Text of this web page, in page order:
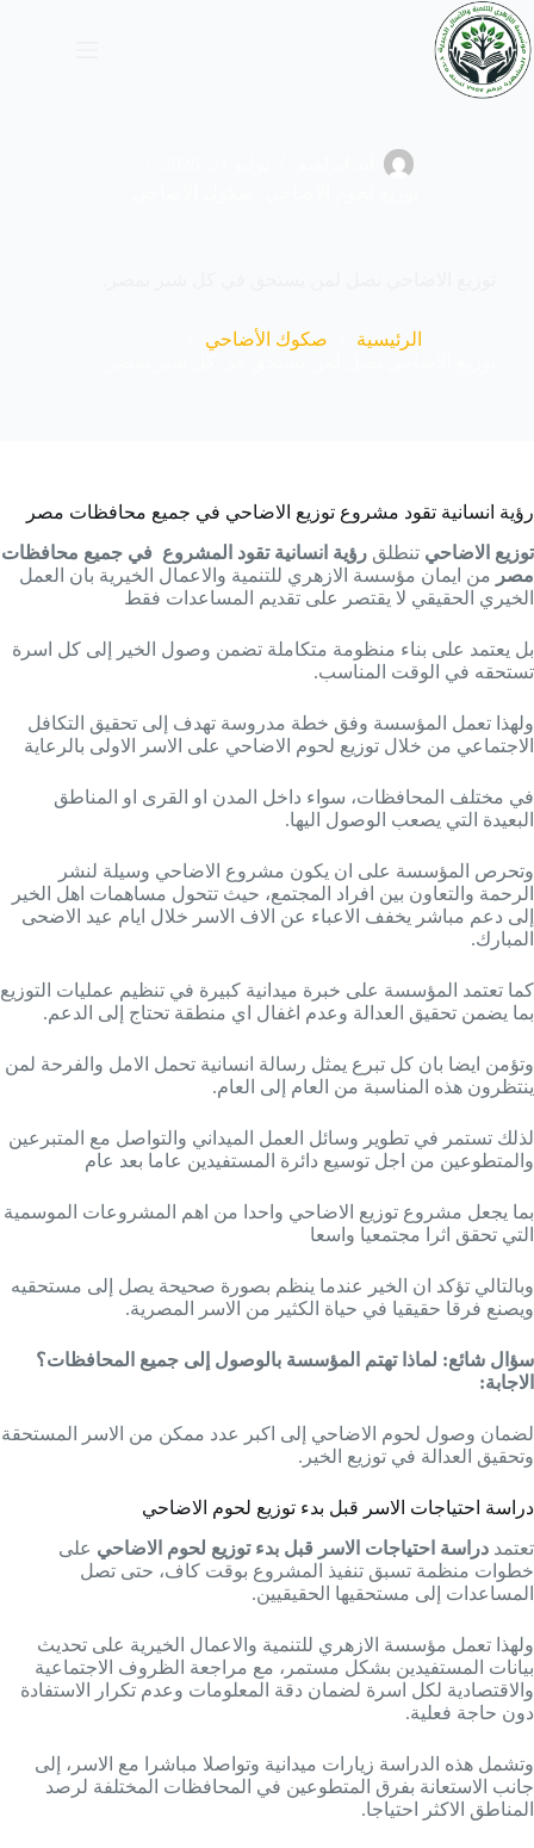
الرئيسية
صكوك الأضاحي
رؤية انسانية تقود مشروع توزيع الاضاحي في جميع محافظات مصر
توزيع الاضاحي تنطلق رؤية انسانية تقود المشروع في جميع محافظات
مصر من ايمان مؤسسة الازهري للتنمية والاعمال الخيرية بان العمل
الخيري الحقيقي لا يقتصر على تقديم المساعدات فقط
بل يعتمد على بناء منظومة متكاملة تضمن وصول الخير إلى كل اسرة
تستحقه في الوقت المناسب.
ولهذا تعمل المؤسسة وفق خطة مدروسة تهدف إلى تحقيق التكافل
الاجتماعي من خلال توزيع لحوم الاضاحي على الاسر الاولى بالرعاية
في مختلف المحافظات، سواء داخل المدن او القرى او المناطق
البعيدة التي يصعب الوصول اليها.
وتحرص المؤسسة على ان يكون مشروع الاضاحي وسيلة لنشر
الرحمة والتعاون بين افراد المجتمع، حيث تتحول مساهمات اهل الخير
إلى دعم مباشر يخفف الاعباء عن الاف الاسر خلال ايام عيد الاضحى
المبارك.
كما تعتمد المؤسسة على خبرة ميدانية كبيرة في تنظيم عمليات التوزيع
بما يضمن تحقيق العدالة وعدم اغفال اي منطقة تحتاج إلى الدعم.
وتؤمن ايضا بان كل تبرع يمثل رسالة انسانية تحمل الامل والفرحة لمن
ينتظرون هذه المناسبة من العام إلى العام.
لذلك تستمر في تطوير وسائل العمل الميداني والتواصل مع المتبرعين
والمتطوعين من اجل توسيع دائرة المستفيدين عاما بعد عام
بما يجعل مشروع توزيع الاضاحي واحدا من اهم المشروعات الموسمية
التي تحقق اثرا مجتمعيا واسعا
وبالتالي تؤكد ان الخير عندما ينظم بصورة صحيحة يصل إلى مستحقيه
ويصنع فرقا حقيقيا في حياة الكثير من الاسر المصرية.
سؤال شائع: لماذا تهتم المؤسسة بالوصول إلى جميع المحافظات؟
الاجابة:
لضمان وصول لحوم الاضاحي إلى اكبر عدد ممكن من الاسر المستحقة
وتحقيق العدالة في توزيع الخير.
دراسة احتياجات الاسر قبل بدء توزيع لحوم الاضاحي
تعتمد دراسة احتياجات الاسر قبل بدء توزيع لحوم الاضاحي على
خطوات منظمة تسبق تنفيذ المشروع بوقت كاف، حتى تصل
المساعدات إلى مستحقيها الحقيقيين.
ولهذا تعمل مؤسسة الازهري للتنمية والاعمال الخيرية على تحديث
بيانات المستفيدين بشكل مستمر، مع مراجعة الظروف الاجتماعية
والاقتصادية لكل اسرة لضمان دقة المعلومات وعدم تكرار الاستفادة
دون حاجة فعلية.
وتشمل هذه الدراسة زيارات ميدانية وتواصلا مباشرا مع الاسر، إلى
جانب الاستعانة بفرق المتطوعين في المحافظات المختلفة لرصد
المناطق الاكثر احتياجا.